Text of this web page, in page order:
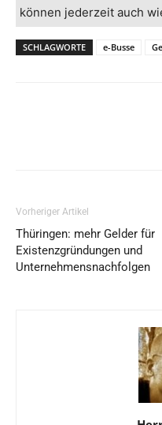
können jederzeit auch
SCHLAGWORTE e-Busse
Vorheriger Artikel
Thüringen: mehr Gelder für
Existenzgründungen und
Unternehmensnachfolgen